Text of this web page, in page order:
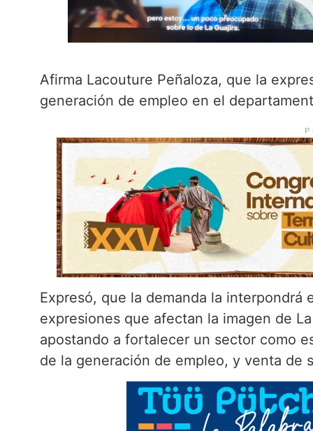
Afirma Lacouture Peñaloza, que la
generación de empleo en el
Expresó, que la demanda la interpondrá
expresiones que afectan la imagen de
apostando a fortalecer un sector como
de la generación de empleo, y venta de